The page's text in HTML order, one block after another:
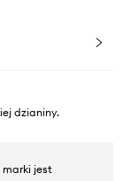
dzianiny.
jest